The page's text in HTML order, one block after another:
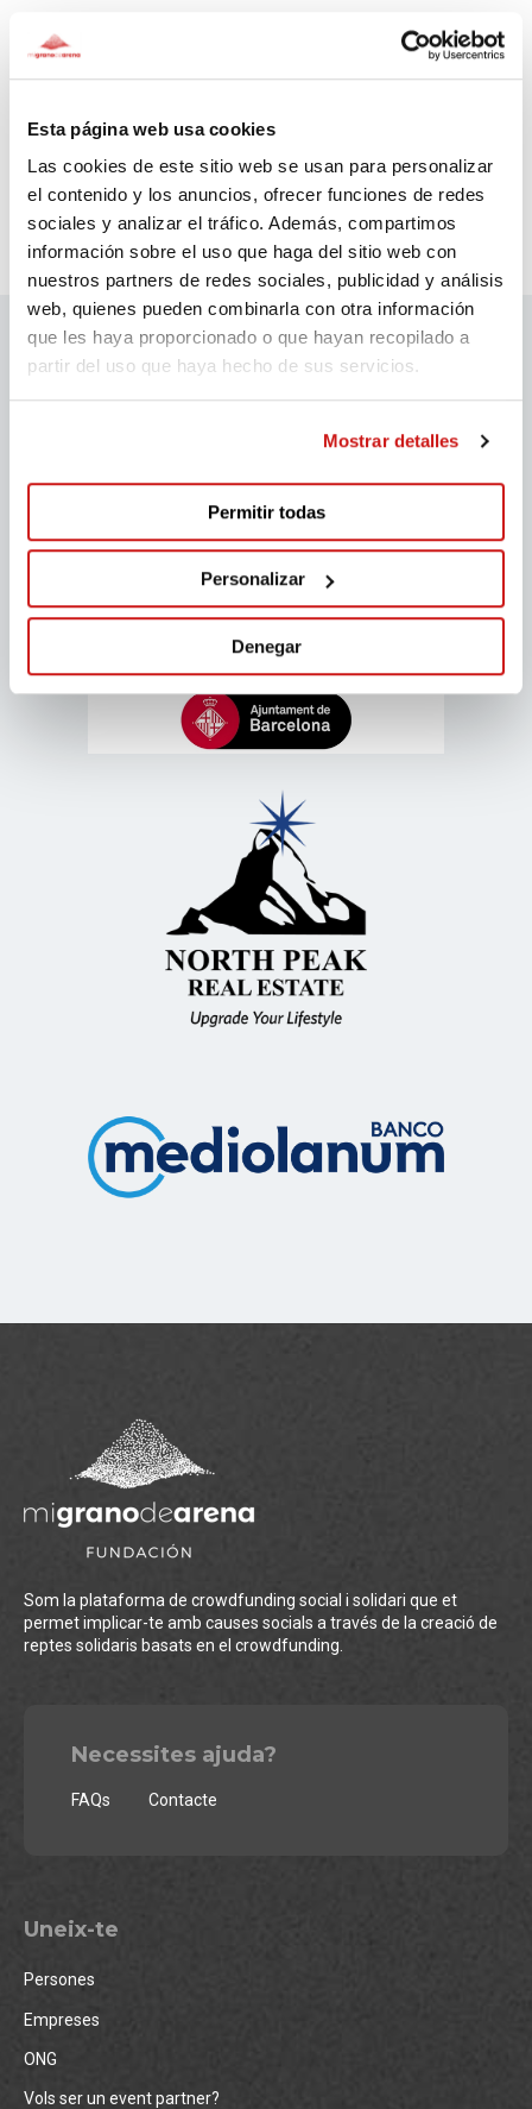
Esta página web usa cookies
Las cookies de este sitio web se usan para personalizar
el contenido y los anuncios, ofrecer funciones de redes
sociales y analizar el tráfico. Además, compartimos
información sobre el uso que haga del sitio web con
nuestros partners de redes sociales, publicidad y análisis
web, quienes pueden combinarla con otra información
que les haya proporcionado o que hayan recopilado a
partir del uso que haya hecho de sus servicios.
Mostrar detalles
Permitir todas
Personalizar
Denegar
Patrocinadors migranodearena
Som la plataforma de crowdfunding social i solidari que et
permet implicar-te amb causes socials a través de la creació de
reptes solidaris basats en el crowdfunding.
Necessites ajuda?
FAQs Contacte
Uneix-te
Persones
Empreses
ONG
Vols ser un event partner?